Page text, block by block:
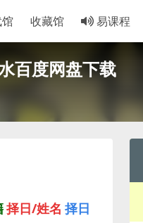
收藏馆 易课程
百度网盘下载
择日/姓名 择日